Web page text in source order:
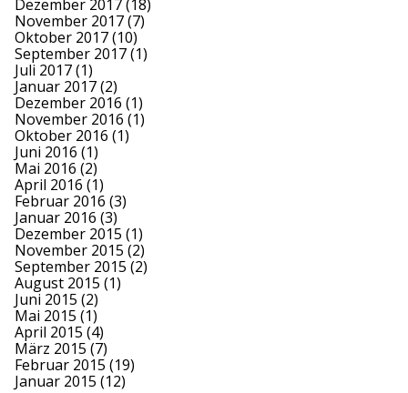
Dezember 2017(18)
November 2017(7)
Oktober 2017(10)
September 2017(1)
Juli 2017(1)
Januar 2017(2)
Dezember 2016 (1)
November 2016 (1)
Oktober 2016 (1)
Juni 2016 (1)
Mai 2016 (2)
April 2016 (1)
Februar 2016 (3)
Januar 2016 (3)
Dezember 2015 (1)
November 2015 (2)
September 2015 (2)
August 2015 (1)
Juni 2015 (2)
Mai 2015 (1)
April 2015 (4)
März 2015 (7)
Februar 2015 (19)
Januar 2015 (12)